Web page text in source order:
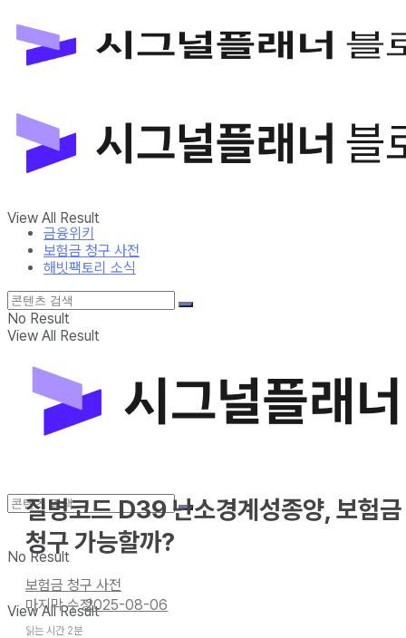
보험금 청구 사전
해빗팩토리 소식
View All Result
금융위키
보험금 청구 사전
해빗팩토리 소식
No Result
View All Result
No Result
View All Result
질병코드 D39 난소경계성종양, 보험금
청구 가능할까?
보험금 청구 사전
2025-08-06
읽는 시간 2분